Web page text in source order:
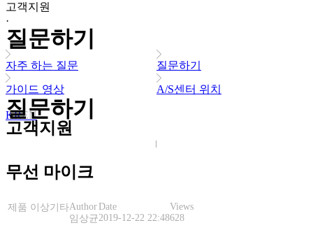
KREN
고객지원
·
질문하기
자주 하는 질문 질문하기
가이드 영상 A/S센터 위치
질문하기
고객지원
무선 마이크
제품 이상기타Author
임상균
Date
2019-12-22 22:48
Views
628